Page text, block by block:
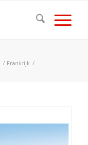
/ Frankrijk /